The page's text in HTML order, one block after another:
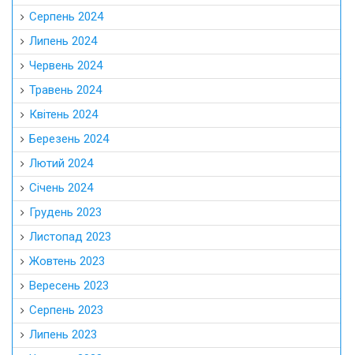
Серпень 2024
Липень 2024
Червень 2024
Травень 2024
Квітень 2024
Березень 2024
Лютий 2024
Січень 2024
Грудень 2023
Листопад 2023
Жовтень 2023
Вересень 2023
Серпень 2023
Липень 2023